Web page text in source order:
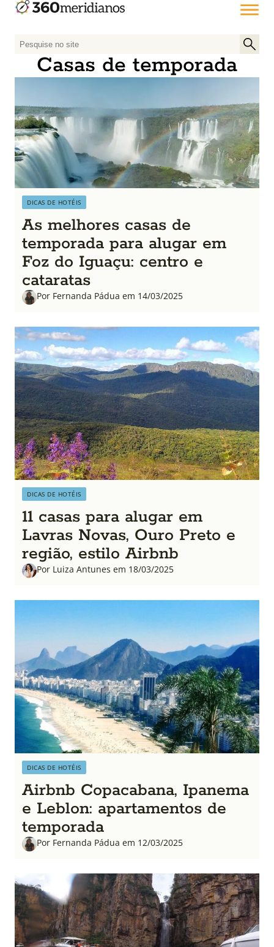
P
i
s
a
r
p
o
Casas de temporada
DICAS DE HOTÉIS
As melhores casas de
temporada para alugar em
Foz do Iguaçu: centro e
cataratas
Por Fernanda Pádua em 14/03/2025
DICAS DE HOTÉIS
11 casas para alugar em
Lavras Novas, Ouro Preto e
região, estilo Airbnb
Por Luiza Antunes em 18/03/2025
DICAS DE HOTÉIS
Airbnb Copacabana, Ipanema
e Leblon: apartamentos de
temporada
Por Fernanda Pádua em 12/03/2025